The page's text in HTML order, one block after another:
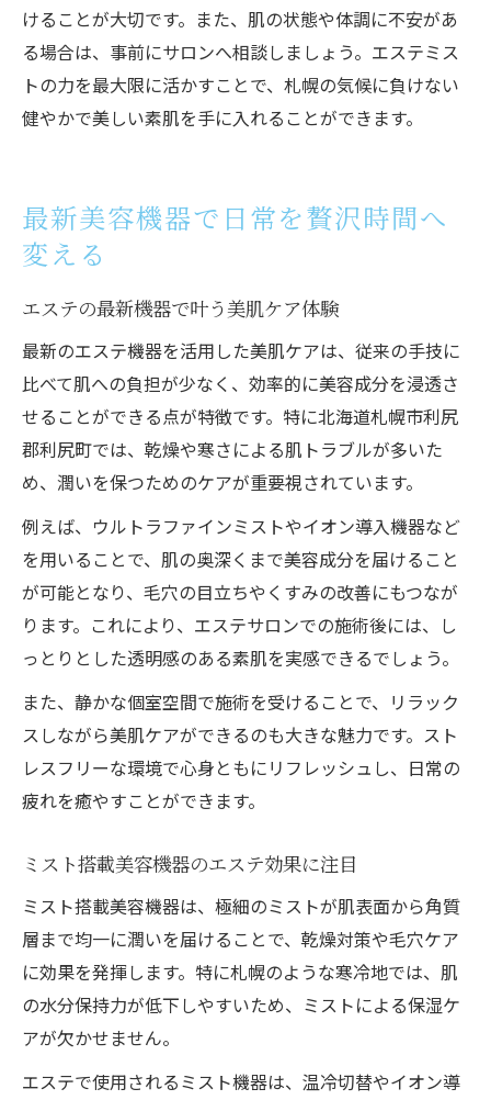
けることが大切です。また、肌の状態や体調に不安があ
る場合は、事前にサロンへ相談しましょう。エステミス
トの力を最大限に活かすことで、札幌の気候に負けない
健やかで美しい素肌を手に入れることができます。
最新美容機器で日常を贅沢時間へ
変える
エステの最新機器で叶う美肌ケア体験
最新のエステ機器を活用した美肌ケアは、従来の手技に
比べて肌への負担が少なく、効率的に美容成分を浸透さ
せることができる点が特徴です。特に北海道札幌市利尻
郡利尻町では、乾燥や寒さによる肌トラブルが多いた
め、潤いを保つためのケアが重要視されています。
例えば、ウルトラファインミストやイオン導入機器など
を用いることで、肌の奥深くまで美容成分を届けること
が可能となり、毛穴の目立ちやくすみの改善にもつなが
ります。これにより、エステサロンでの施術後には、し
っとりとした透明感のある素肌を実感できるでしょう。
また、静かな個室空間で施術を受けることで、リラック
スしながら美肌ケアができるのも大きな魅力です。スト
レスフリーな環境で心身ともにリフレッシュし、日常の
疲れを癒やすことができます。
ミスト搭載美容機器のエステ効果に注目
ミスト搭載美容機器は、極細のミストが肌表面から角質
層まで均一に潤いを届けることで、乾燥対策や毛穴ケア
に効果を発揮します。特に札幌のような寒冷地では、肌
の水分保持力が低下しやすいため、ミストによる保湿ケ
アが欠かせません。
エステで使用されるミスト機器は、温冷切替やイオン導